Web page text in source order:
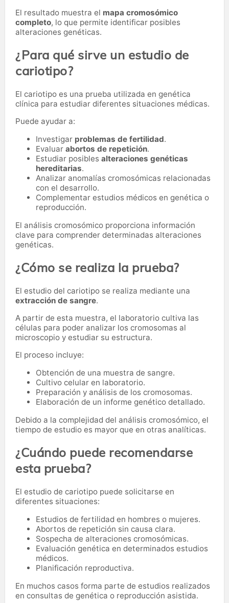
El resultado muestra el mapa cromosómico
completo, lo que permite identificar posibles
alteraciones genéticas.
¿Para qué sirve un estudio de
cariotipo?
El cariotipo es una prueba utilizada en genética
clínica para estudiar diferentes situaciones médicas.
Puede ayudar a:
Investigar problemas de fertilidad.
Evaluar abortos de repetición.
Estudiar posibles alteraciones genéticas
hereditarias.
Analizar anomalías cromosómicas relacionadas
con el desarrollo.
Complementar estudios médicos en genética o
reproducción.
El análisis cromosómico proporciona información
clave para comprender determinadas alteraciones
genéticas.
¿Cómo se realiza la prueba?
El estudio del cariotipo se realiza mediante una
extracción de sangre.
A partir de esta muestra, el laboratorio cultiva las
células para poder analizar los cromosomas al
microscopio y estudiar su estructura.
El proceso incluye:
Obtención de una muestra de sangre.
Cultivo celular en laboratorio.
Preparación y análisis de los cromosomas.
Elaboración de un informe genético detallado.
Debido a la complejidad del análisis cromosómico, el
tiempo de estudio es mayor que en otras analíticas.
¿Cuándo puede recomendarse
esta prueba?
El estudio de cariotipo puede solicitarse en
diferentes situaciones:
Estudios de fertilidad en hombres o mujeres.
Abortos de repetición sin causa clara.
Sospecha de alteraciones cromosómicas.
Evaluación genética en determinados estudios
médicos.
Planificación reproductiva.
En muchos casos forma parte de estudios realizados
en consultas de genética o reproducción asistida.